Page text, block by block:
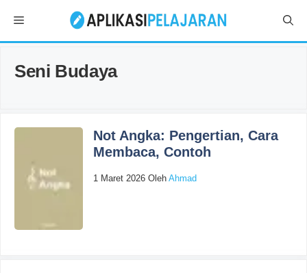
isi
Menu
Seni Budaya
Not Angka: Pengertian, Cara
Membaca, Contoh
1 Maret 2026 Oleh Ahmad